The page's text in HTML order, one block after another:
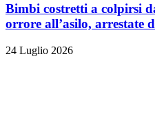
Bimbi costretti a colpirsi
orrore all’asilo, arrestate
24 Luglio 2026